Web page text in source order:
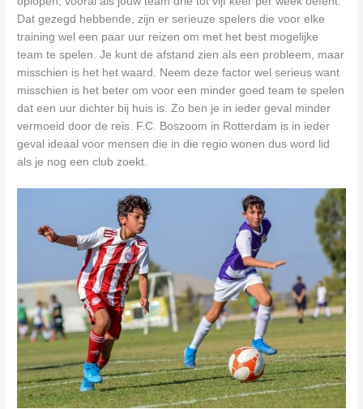
Dat gezegd hebbende, zijn er serieuze spelers die voor elke
training wel een paar uur reizen om met het best mogelijke
team te spelen. Je kunt de afstand zien als een probleem, maar
misschien is het het waard. Neem deze factor wel serieus want
misschien is het beter om voor een minder goed team te spelen
dat een uur dichter bij huis is. Zo ben je in ieder geval minder
vermoeid door de reis. F.C. Boszoom in Rotterdam is in ieder
geval ideaal voor mensen die in die regio wonen dus word lid
als je nog een club zoekt.